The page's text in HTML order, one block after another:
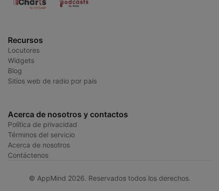
Recursos
Locutores
Widgets
Blog
Sitios web de radio por país
Acerca de nosotros y contactos
Política de privacidad
Términos del servicio
Acerca de nosotros
Contáctenos
© AppMind 2026. Reservados todos los derechos.